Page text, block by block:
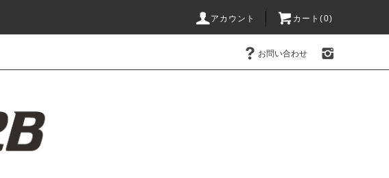
アカウント カート(0)
お問い合わせ